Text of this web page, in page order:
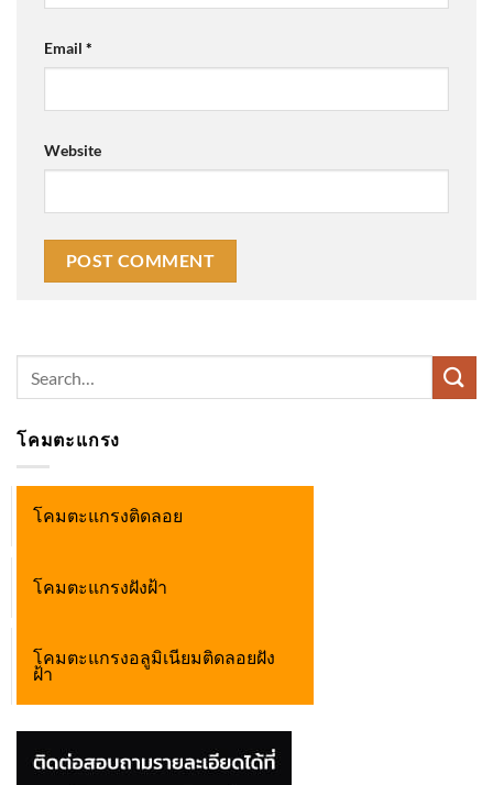
Email *
Website
โคมตะแกรง
โคมตะแกรงติดลอย
โคมตะแกรงฝังฝ้า
โคมตะแกรงอลูมิเนียมติดลอยฝัง
ฝ้า